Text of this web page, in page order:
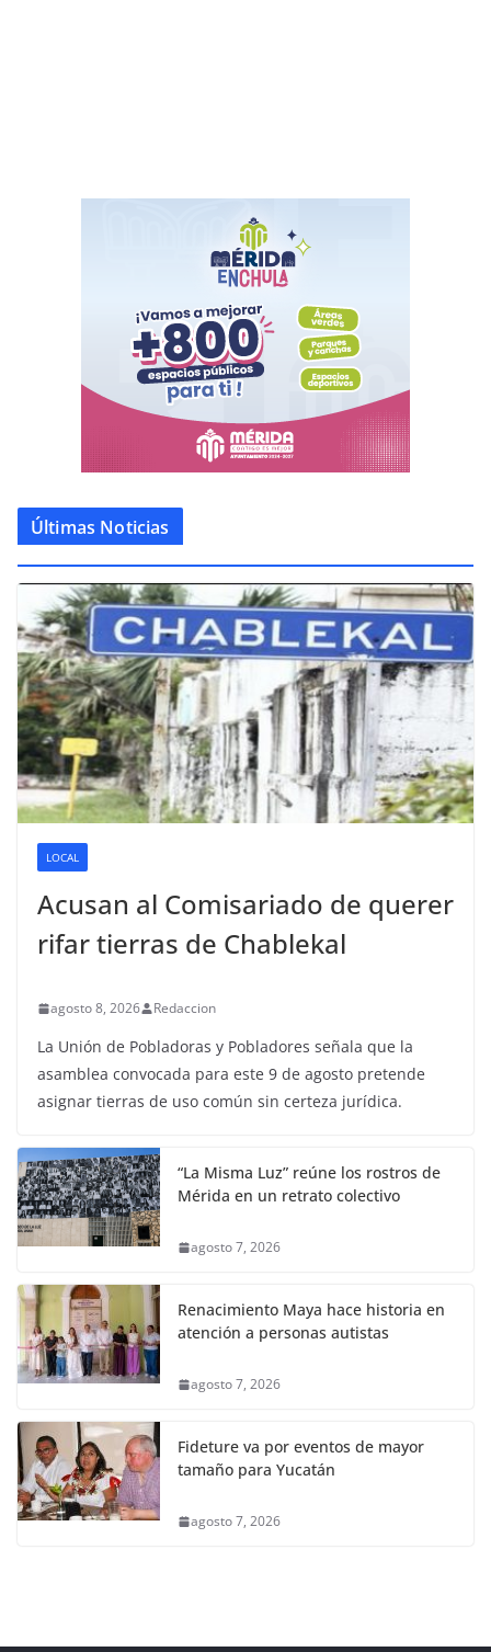
Últimas Noticias
LOCAL
Acusan al Comisariado de querer
rifar tierras de Chablekal
agosto 8, 2026 Redaccion
La Unión de Pobladoras y Pobladores señala que la
asamblea convocada para este 9 de agosto pretende
asignar tierras de uso común sin certeza jurídica.
“La Misma Luz” reúne los rostros de
Mérida en un retrato colectivo
agosto 7, 2026
Renacimiento Maya hace historia en
atención a personas autistas
agosto 7, 2026
Fideture va por eventos de mayor
tamaño para Yucatán
agosto 7, 2026